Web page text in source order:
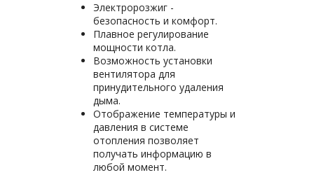
Электророзжиг -
безопасность и комфорт.
Плавное регулирование
мощности котла.
Возможность установки
вентилятора для
принудительного удаления
дыма.
Отображение температуры и
давления в системе
отопления позволяет
получать информацию в
любой момент.